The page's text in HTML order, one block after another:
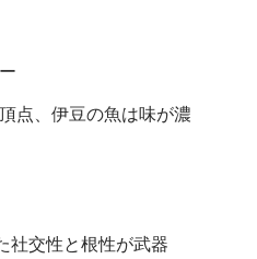
点、伊豆の魚は味が濃
社交性と根性が武器